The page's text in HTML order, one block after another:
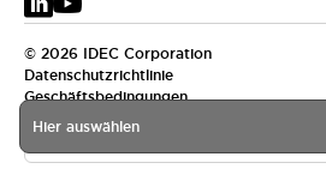
Hier auswählen
© 2026 IDEC Corporation
Datenschutzrichtlinie
Geschäftsbedingungen
EMEA